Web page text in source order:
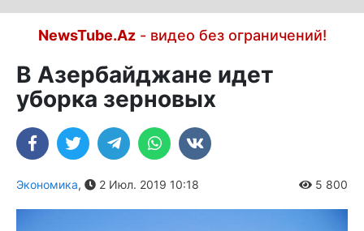
NewsTube.Az- видео без ограничений!
В Азербайджане идет
уборка зерновых
Экономика, 2 Июл. 2019 10:18 5 800